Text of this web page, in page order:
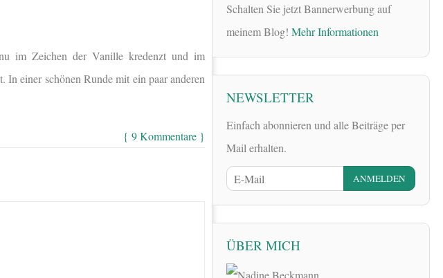
im Zeichen der Vanille kredenzt und im
einer schönen Runde mit ein paar anderen
{ 9 Kommentare }
Schalten Sie jetzt Bannerwerbung auf
meinem Blog! Mehr Informationen
NEWSLETTER
Einfach abonnieren und alle Beiträge per
Mail erhalten.
ÜBER MICH